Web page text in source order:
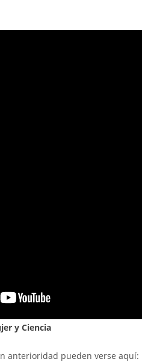
y Ciencia
anterioridad pueden verse aquí: